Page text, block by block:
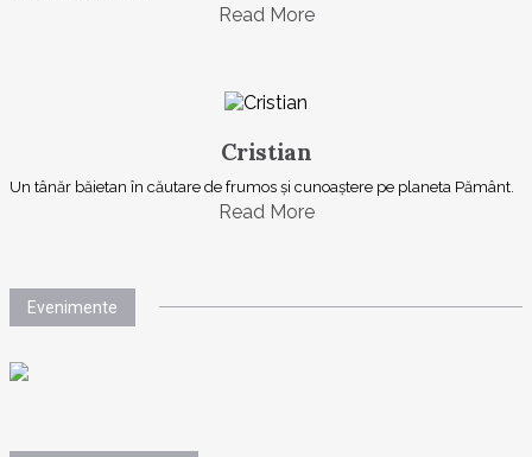
Read More
Cristian
Un tânăr băietan în căutare de frumos și cunoaștere pe planeta Pământ.
Read More
Evenimente